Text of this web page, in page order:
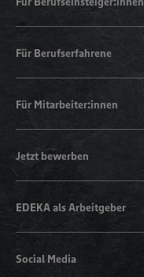
Für Berufserfahrene
Für Mitarbeiter:innen
Jetzt bewerben
EDEKA als Arbeitgeber
Social Media